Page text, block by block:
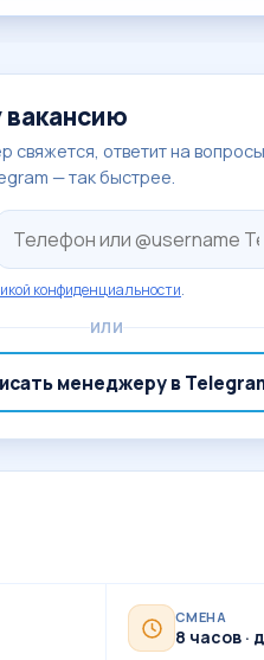
вакансию
свяжется, ответит на
— так быстрее.
конфиденциальности.
ИЛИ
менеджеру в
СМЕНА
8 часов